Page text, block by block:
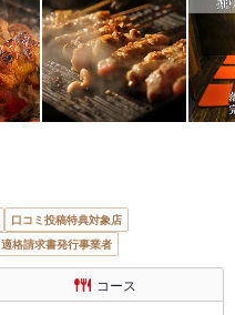
口コミ投稿特典対象店
適格請求書発行事業者
コース